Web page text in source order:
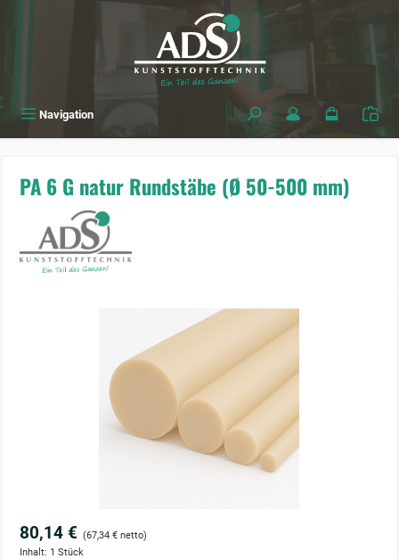
Navigation
PA 6 G natur Rundstäbe (Ø 50-500 mm)
80,14 € (67,34 € netto)
Inhalt: 1 Stück